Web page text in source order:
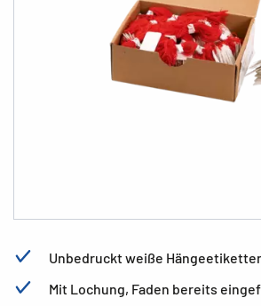
Unbedruckt weiße
Mit Lochung, Faden bereits